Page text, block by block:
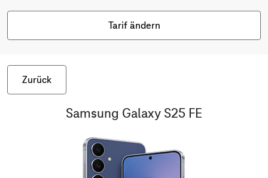
Tarif ändern
Zurück
Samsung Galaxy S25 FE